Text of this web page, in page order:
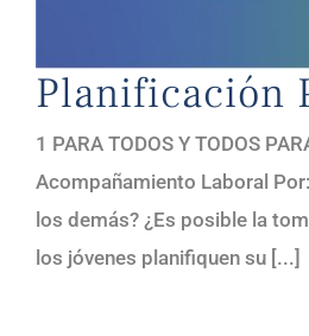
Planificación
1 PARA TODOS Y TODOS
Acompañamiento Laboral
los demás? ¿Es posible la
los jóvenes planifiquen su [...]